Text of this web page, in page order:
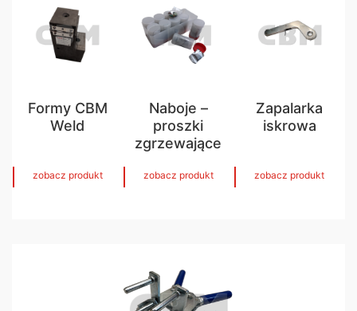
Formy CBM
Weld
zobacz produkt
Naboje –
proszki
zgrzewające
zobacz produkt
Zapalarka
iskrowa
zobacz produkt